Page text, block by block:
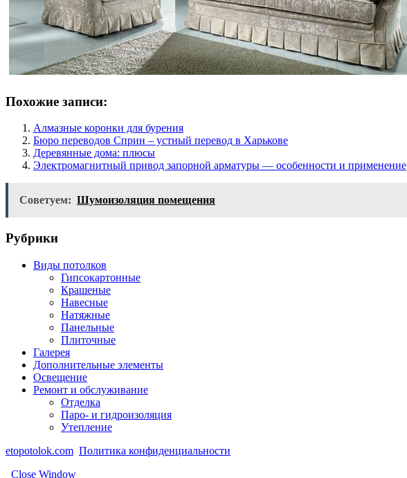
Похожие записи:
Алмазные коронки для бурения
Бюро переводов Сприн – устный перевод в Харькове
Деревянные дома: плюсы
Электромагнитный привод запорной арматуры — особенности и применение
Советуем: Шумоизоляция помещения
Рубрики
Виды потолков
Гипсокартонные
Крашеные
Навесные
Натяжные
Панельные
Плиточные
Галерея
Дополнительные элементы
Освещение
Ремонт и обслуживание
Отделка
Паро- и гидроизоляция
Утепление
etopotolok.com Политика конфиденциальности
Close Window